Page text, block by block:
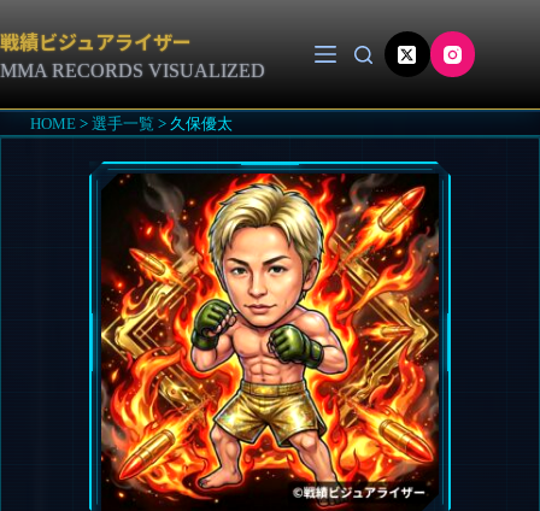
ン
テ
ツ
へ
戦績ビジュアライザー
MMA RECORDS VISUALIZED
HOME > 選手一覧 > 久保優太